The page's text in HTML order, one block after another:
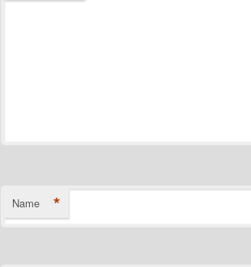
Name *